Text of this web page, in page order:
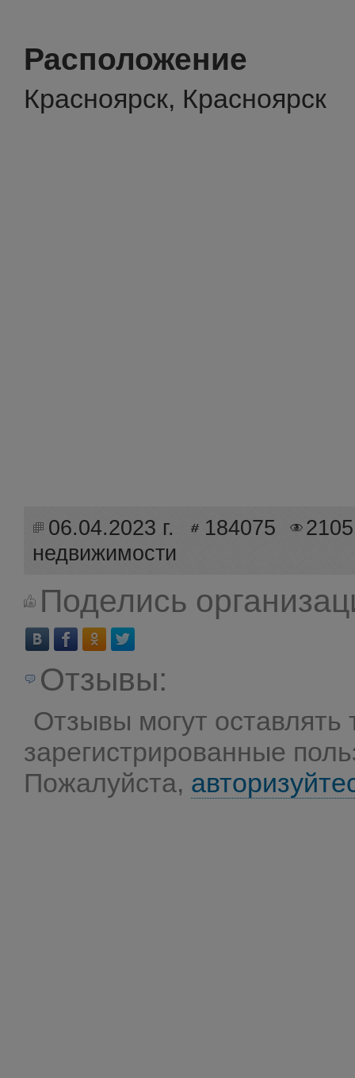
Расположение
Красноярск, Красноярск
06.04.2023 г. 184075
2105
недвижимости
Поделись
Отзывы:
Отзывы могут оставлять
зарегистрированные
Пожалуйста,